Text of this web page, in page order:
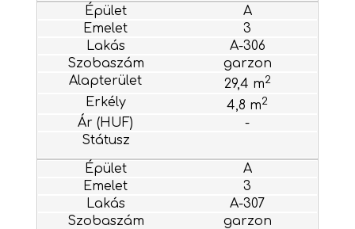
A
3
A-306
garzon
29,4 m2
4,8 m2
-
A
3
A-307
garzon